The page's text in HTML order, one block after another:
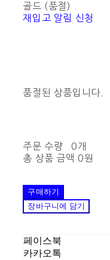
골드 (품절)
재입고 알림 신청
품절된 상품입니다.
주문 수량
0개
총 상품 금액 0원
구매하기
장바구니에 담기
페이스북
카카오톡